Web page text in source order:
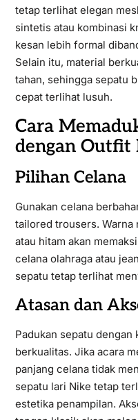
tetap terlihat elegan
sintetis atau kombinasi
kesan lebih formal
Selain itu, material
tahan, sehingga sepatu
cepat terlihat lusuh.
Cara
dengan Outfit
Pilihan Celana
Gunakan celana
tailored trousers. Warna
atau hitam akan
celana olahraga atau
sepatu tetap terlihat
Atasan dan
Padukan sepatu
berkualitas. Jika acara
panjang celana tidak
sepatu lari Nike tetap
estetika penampilan.